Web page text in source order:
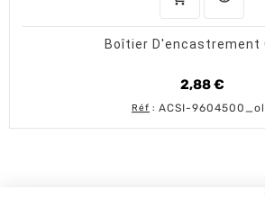
Boîtier D'encastrement
2,88 €
Prix
Réf : ACSI-